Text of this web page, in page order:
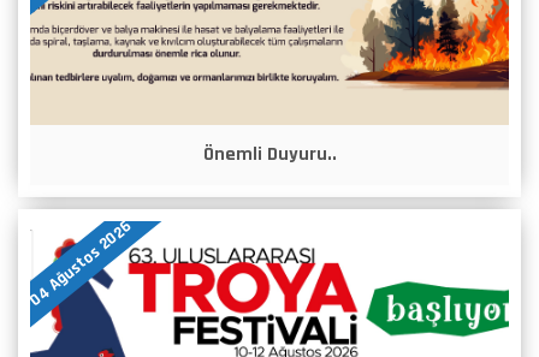
Önemli Duyuru..
04 Ağustos 2026